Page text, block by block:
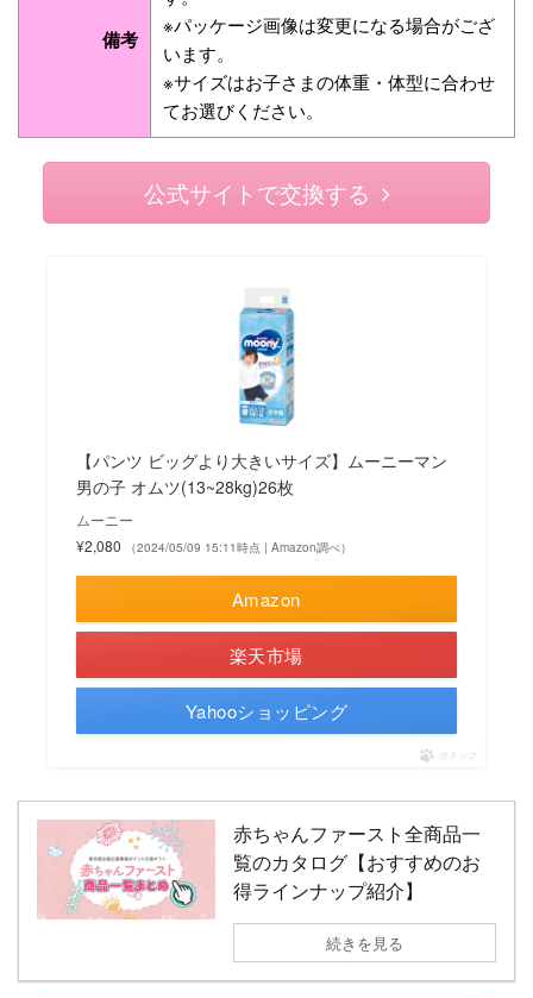
備考
※パッケージ画像は変更になる場合がござ
います。
※サイズはお子さまの体重・体型に合わせ
てお選びください。
公式サイトで交換する
【パンツ ビッグより大きいサイズ】ムーニーマン
男の子 オムツ(13~28kg)26枚
ムーニー
¥2,080
（2024/05/09 15:11時点 | Amazon調べ）
Amazon
楽天市場
Yahooショッピング
ポチップ
赤ちゃんファースト全商品一
覧のカタログ【おすすめのお
得ラインナップ紹介】
続きを見る